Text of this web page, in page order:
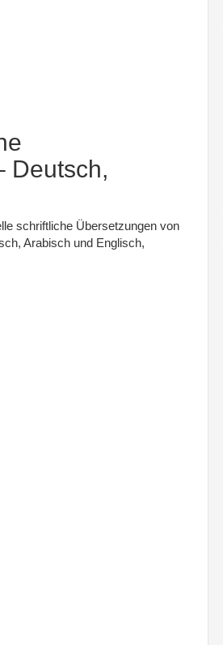
Deutsch,
schriftliche Übersetzungen von
Arabisch und Englisch,